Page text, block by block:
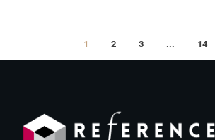
1 2 3 ... 14